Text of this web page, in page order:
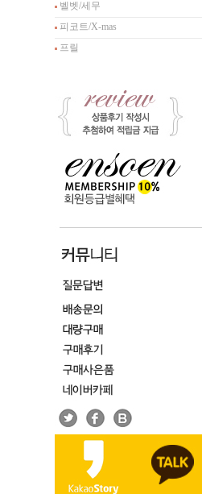
벨벳/세무
피코트/X-mas
프릴